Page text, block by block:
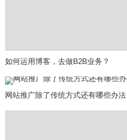
如何运用博客，去做B2B业务？
网站推广除了传统方式还有哪些办法